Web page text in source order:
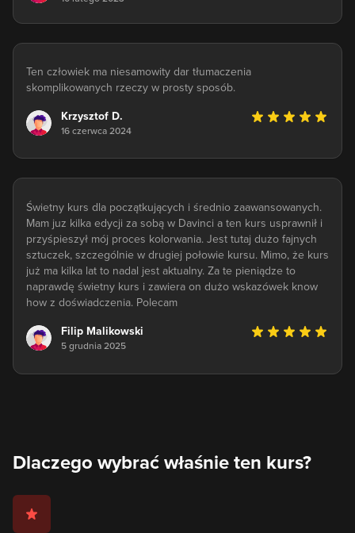
Ten człowiek ma niesamowity dar tłumaczenia
skomplikowanych rzeczy w prosty sposób.
Krzysztof D.
16 czerwca 2024
Świetny kurs dla początkujących i średnio zaawansowanych.
Mam juz kilka edycji za sobą w Davinci a ten kurs usprawnił i
przyśpieszył mój proces kolorwania. Jest tutaj dużo fajnych
sztuczek, szczególnie w drugiej połowie kursu. Mimo, że kurs
już ma kilka lat to nadal jest aktualny. Za te pieniądze to
naprawdę świetny kurs i zawiera on dużo wskazówek know
how z doświadczenia. Polecam
Filip Malikowski
5 grudnia 2025
Dlaczego wybrać właśnie ten kurs?